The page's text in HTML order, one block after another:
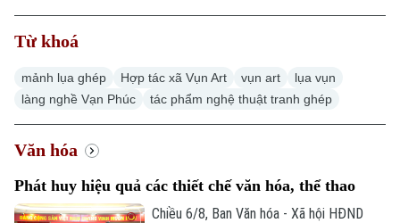
Từ khoá
mảnh lụa ghép Hợp tác xã Vụn Art vụn art
lụa vụn
làng nghề Vạn Phúc
tác phẩm nghệ thuật tranh ghép
Văn hóa
Phát huy hiệu quả các thiết chế văn hóa, thể thao
Chiều 6/8, Ban Văn hóa - Xã hội HĐND